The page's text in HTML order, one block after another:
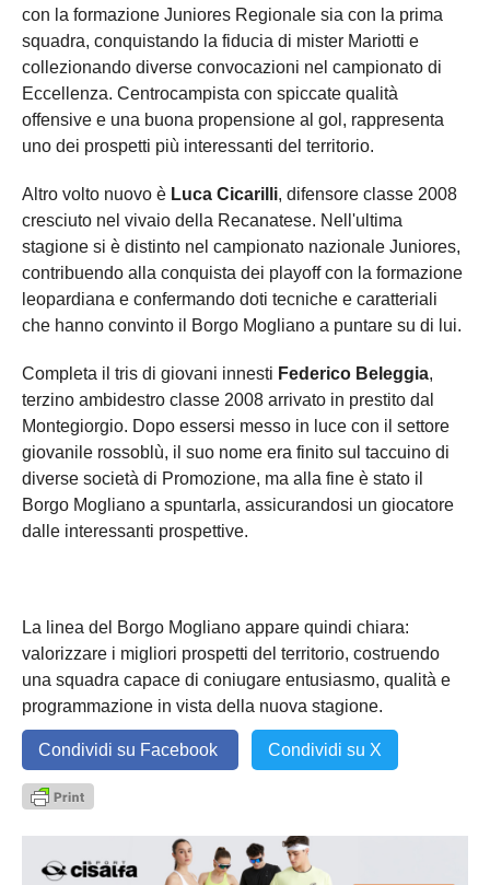
con la formazione Juniores Regionale sia con la prima
squadra, conquistando la fiducia di mister Mariotti e
collezionando diverse convocazioni nel campionato di
Eccellenza. Centrocampista con spiccate qualità
offensive e una buona propensione al gol, rappresenta
uno dei prospetti più interessanti del territorio.
Altro volto nuovo è Luca Cicarilli, difensore classe 2008
cresciuto nel vivaio della Recanatese. Nell'ultima
stagione si è distinto nel campionato nazionale Juniores,
contribuendo alla conquista dei playoff con la formazione
leopardiana e confermando doti tecniche e caratteriali
che hanno convinto il Borgo Mogliano a puntare su di lui.
Completa il tris di giovani innesti Federico Beleggia,
terzino ambidestro classe 2008 arrivato in prestito dal
Montegiorgio. Dopo essersi messo in luce con il settore
giovanile rossoblù, il suo nome era finito sul taccuino di
diverse società di Promozione, ma alla fine è stato il
Borgo Mogliano a spuntarla, assicurandosi un giocatore
dalle interessanti prospettive.
La linea del Borgo Mogliano appare quindi chiara:
valorizzare i migliori prospetti del territorio, costruendo
una squadra capace di coniugare entusiasmo, qualità e
programmazione in vista della nuova stagione.
Condividi su Facebook Condividi su X